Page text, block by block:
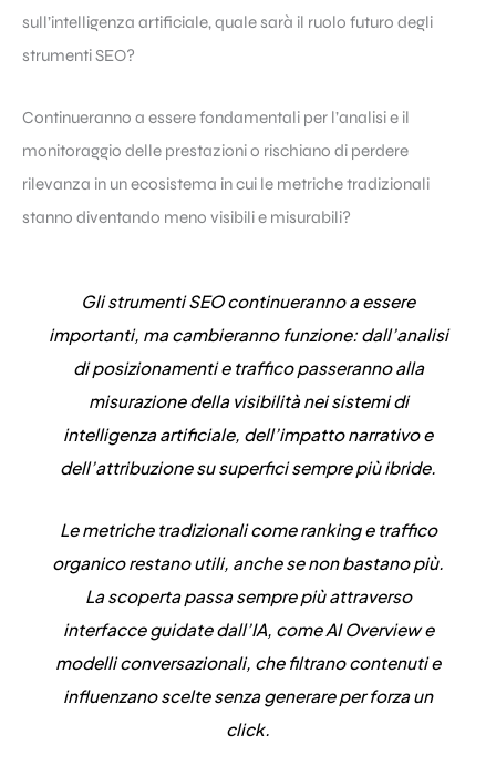
sull’intelligenza artificiale, quale sarà il ruolo futuro degli
strumenti SEO?
Continueranno a essere fondamentali per l’analisi e il
monitoraggio delle prestazioni o rischiano di perdere
rilevanza in un ecosistema in cui le metriche tradizionali
stanno diventando meno visibili e misurabili?
Gli strumenti SEO continueranno a essere
importanti, ma cambieranno funzione: dall’analisi
di posizionamenti e trafficopasseranno alla
misurazione della visibilità nei sistemi di
intelligenza artificiale, dell’impatto narrativo e
dell’attribuzione su superfici sempre più ibride.
Le metriche tradizionali come ranking e traffico
organico restano utili, anche se non bastano più.
La scoperta passa sempre più attraverso
interfacce guidate dall’IA, come AI Overview e
modelli conversazionali, che filtrano contenuti e
influenzano scelte senza generare per forza un
click.